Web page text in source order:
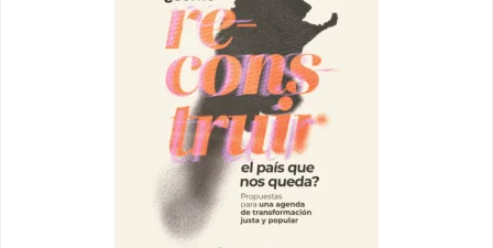
en
redacciones
atravesadas
por
la
precariedad
laboral
y